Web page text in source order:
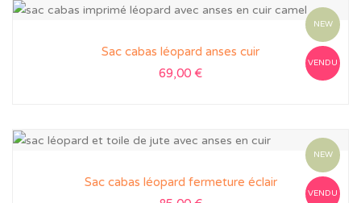
NEW
VENDU
Sac cabas léopard anses cuir
69,00 €
NEW
VENDU
Sac cabas léopard fermeture éclair